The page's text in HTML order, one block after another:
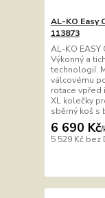
AL-KO Easy
113873
AL-KO EASY
Výkonný a
technologií.
válcovému
rotace vpřed
XL kolečky
sběrný koš s
6 690 Kč/
5 529 Kč bez